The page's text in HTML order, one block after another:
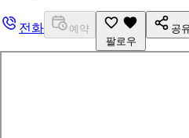
전화
예약
팔로우
공